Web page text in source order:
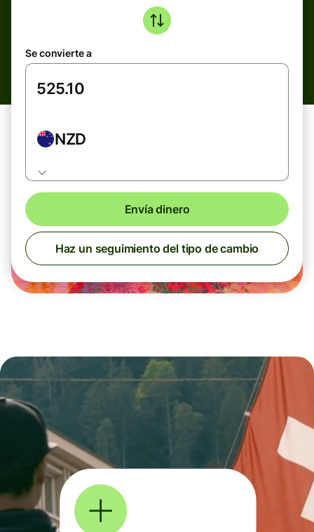
Se convierte a
NZD
Envía dinero
Haz un seguimiento del tipo de cambio